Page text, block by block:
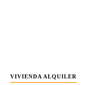
VIVIENDA ALQUILER